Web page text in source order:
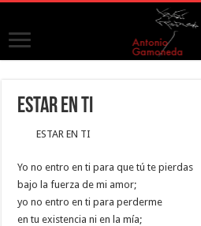
ESTAR EN TI
ESTAR EN TI
Yo no entro en ti para que tú te pierdas
bajo la fuerza de mi amor;
yo no entro en ti para perderme
en tu existencia ni en la mía;